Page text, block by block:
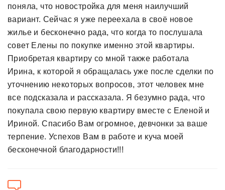
поняла, что новостройка для меня наилучший
вариант. Сейчас я уже переехала в своё новое
жилье и бесконечно рада, что когда то послушала
совет Елены по покупке именно этой квартиры.
Приобретая квартиру со мной также работала
Ирина, к которой я обращалась уже после сделки по
уточнению некоторых вопросов, этот человек мне
все подсказала и рассказала. Я безумно рада, что
покупала свою первую квартиру вместе с Еленой и
Ириной. Спасибо Вам огромное, девчонки за ваше
терпение. Успехов Вам в работе и куча моей
бесконечной благодарности!!!